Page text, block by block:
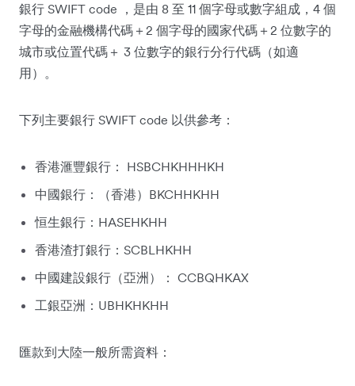
銀行 SWIFT code ，是由 8 至 11 個字母或數字組成，4 個
字母的金融機構代碼＋2 個字母的國家代碼＋2 位數字的
城市或位置代碼＋ 3 位數字的銀行分行代碼（如適
用）。
下列主要銀行 SWIFT code 以供參考：
香港滙豐銀行： HSBCHKHHHKH
中國銀行：（香港）BKCHHKHH
恒生銀行：HASEHKHH
香港渣打銀行：SCBLHKHH
中國建設銀行（亞洲）： CCBQHKAX
工銀亞洲：UBHKHKHH
匯款到大陸一般所需資料：